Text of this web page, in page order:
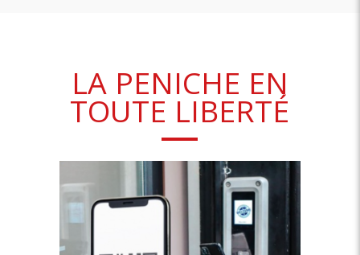
LA PENICHE EN
TOUTE LIBERTÉ